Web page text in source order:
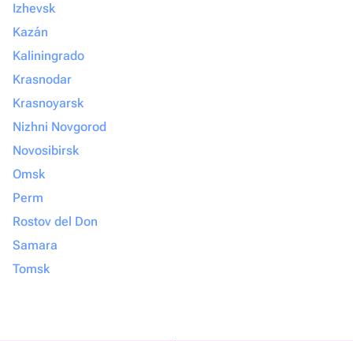
Izhevsk
Kazán
Kaliningrado
Krasnodar
Krasnoyarsk
Nizhni Novgorod
Novosibirsk
Omsk
Perm
Rostov del Don
Samara
Tomsk